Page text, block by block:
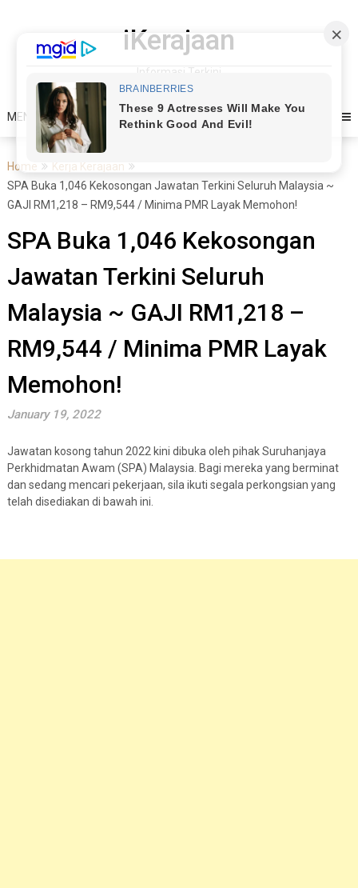
iKerajaan
Informasi Terkini
MENU
Home
Kerja Kerajaan
SPA Buka 1,046 Kekosongan Jawatan Terkini Seluruh Malaysia ~
GAJI RM1,218 – RM9,544 / Minima PMR Layak Memohon!
SPA Buka 1,046 Kekosongan
Jawatan Terkini Seluruh
Malaysia ~ GAJI RM1,218 –
RM9,544 / Minima PMR Layak
Memohon!
January 19, 2022
Jawatan kosong tahun 2022 kini dibuka oleh pihak Suruhanjaya
Perkhidmatan Awam (SPA) Malaysia. Bagi mereka yang berminat
dan sedang mencari pekerjaan, sila ikuti segala perkongsian yang
telah disediakan di bawah ini.